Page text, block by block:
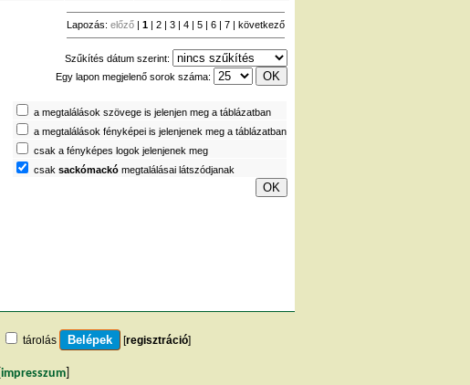
Lapozás: előző 1 2 3 4 5 6 7 következő
Szűkítés dátum szerint:
Egy lapon megjelenő sorok száma:
a megtalálások szövege is jelenjen meg a táblázatban
a megtalálások fényképei is jelenjenek meg a táblázatban
csak a fényképes logok jelenjenek meg
csak sackómackó megtalálásai látszódjanak
tárolás [regisztráció]
impresszum